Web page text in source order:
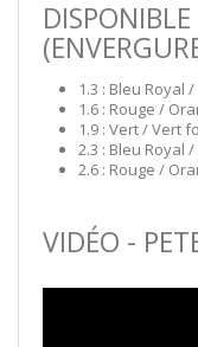
1.3 : Bleu Royal
1.6 : Rouge /
1.9 : Vert / Vert
2.3 : Bleu Royal
2.6 : Rouge /
VIDÉO -